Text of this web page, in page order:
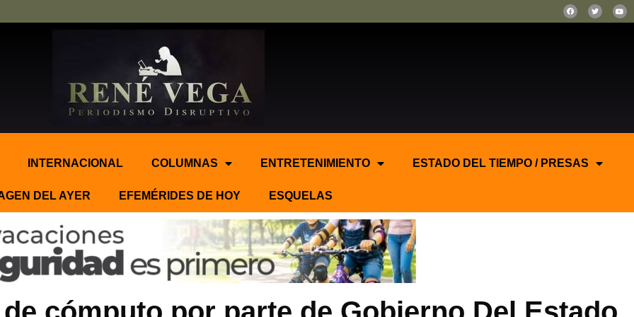
INTERNACIONAL COLUMNAS ENTRETENIMIENTO ESTADO DEL TIEMPO / PRESAS
DEL AYER EFEMÉRIDES DE HOY ESQUELAS